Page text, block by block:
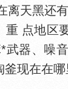
天黑还
点地区
武器、噪
现在在哪